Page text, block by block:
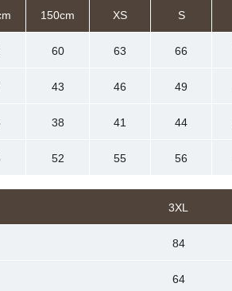
150cm XS S
60 63 66
43 46 49
38 41 44
52 55 56
3XL
84
64